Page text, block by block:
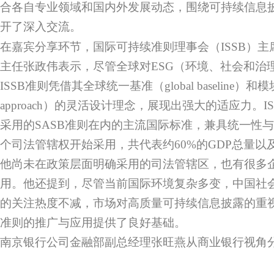
合各自专业领域和国内外发展动态，围绕可持续信息
开了深入交流。
在嘉宾分享环节，国际可持续准则理事会（ISSB）
主任张政伟表示，尽管全球对ESG（环境、社会和治
ISSB准则凭借其全球统一基准（global baseline）和
approach）的灵活设计理念，展现出强大的适应力。
采用的SASB准则在内的主流国际标准，兼具统一性
个司法管辖权开始采用，共代表约60%的GDP总量以
他尚未在政策层面明确采用的司法管辖区，也有很多
用。他还提到，尽管当前国际环境复杂多变，中国社
的关注热度不减，市场对高质量可持续信息披露的重
准则的推广与应用提供了良好基础。
南京银行公司金融部副总经理张旺燕从商业银行视角